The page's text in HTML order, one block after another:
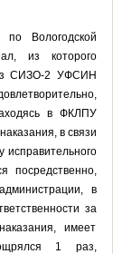
Вологодской
из которого
СИЗО-2 УФСИН
в ФКЛПУ
в связи
исправительного
в
за
имеет
1 раз,